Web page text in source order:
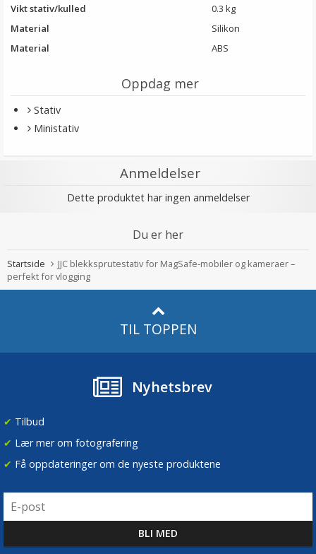
Vikt stativ/kulled
0.3 kg
Material
Silikon
Material
ABS
Oppdag mer
Stativ
Ministativ
Anmeldelser
Dette produktet har ingen anmeldelser
Du er her
Startside
JJC blekksprutestativ for MagSafe-mobiler og kameraer –
perfekt for vlogging
TIL TOPPEN
Nyhetsbrev
✔ Tilbud
✔ Lær mer om fotografering
✔ Få oppdateringer om de nyeste produktene